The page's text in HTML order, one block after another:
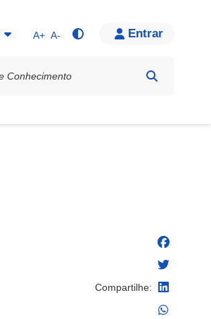
A+ A- Entrar
Compartilhe: